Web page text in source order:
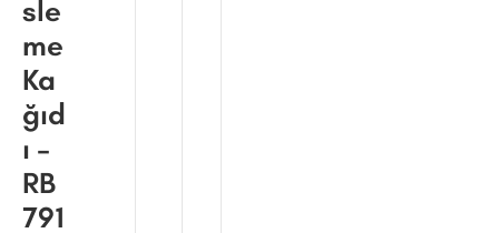
sle
me
Ka
ğıd
ı –
RB
791